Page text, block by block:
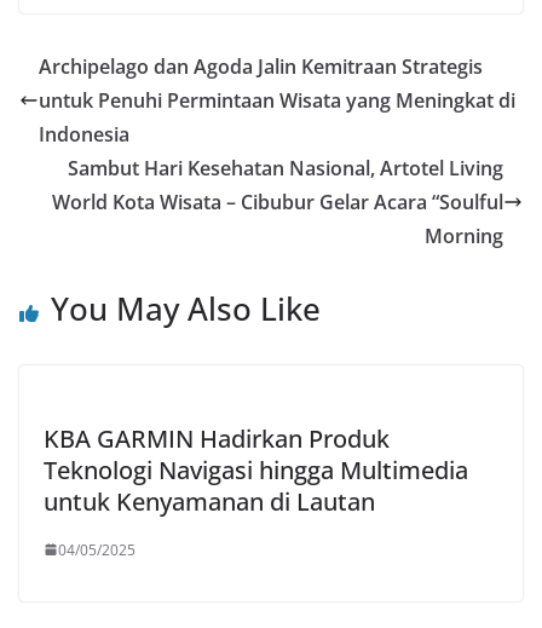
Archipelago dan Agoda Jalin Kemitraan Strategis
untuk Penuhi Permintaan Wisata yang Meningkat di
Indonesia
Sambut Hari Kesehatan Nasional, Artotel Living
World Kota Wisata – Cibubur Gelar Acara “Soulful
Morning
You May Also Like
KBA GARMIN Hadirkan Produk
Teknologi Navigasi hingga Multimedia
untuk Kenyamanan di Lautan
04/05/2025